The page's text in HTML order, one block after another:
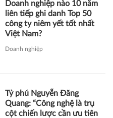
Doanh nghiệp nào 10 năm
liên tiếp ghi danh Top 50
công ty niêm yết tốt nhất
Việt Nam?
Doanh nghiệp
Tỷ phú Nguyễn Đăng
Quang: “Công nghệ là trụ
cột chiến lược cần ưu tiên